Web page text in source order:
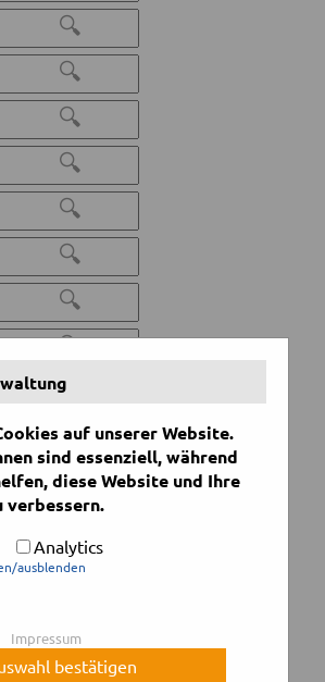
🔍
🔍
🔍
🔍
🔍
🔍
🔍
🔍
🔍
🔍
🔍
🔍
🔍
auf unserer Website.
sind essenziell, während
diese Website und Ihre
verbessern.
Analytics
ausblenden
Impressum
bestätigen